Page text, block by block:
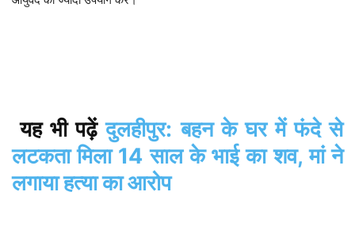
यह भी पढ़ेंदुलहीपुर: बहन के घर में फंदे से
लटकता मिला 14 साल के भाई का शव, मां ने
लगाया हत्या का आरोप